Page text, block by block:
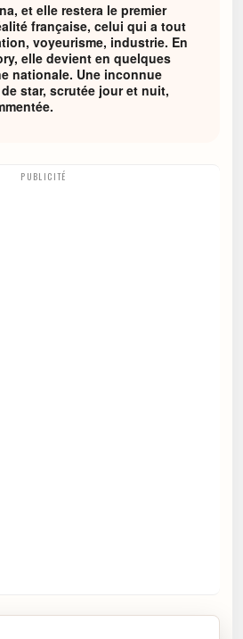
et elle restera le premier
française, celui qui a tout
voyeurisme, industrie. En
elle devient en quelques
nationale. Une inconnue
star, scrutée jour et nuit,
PUBLICITÉ